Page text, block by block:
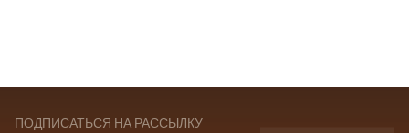
ПОДПИСАТЬСЯ НА РАССЫЛКУ